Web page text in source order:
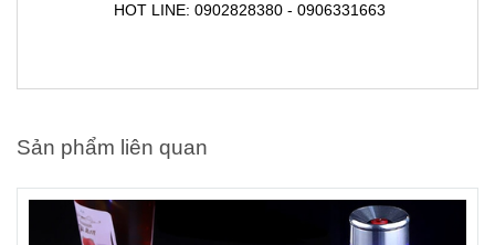
HOT LINE: 0902828380 - 0906331663
Sản phẩm liên quan